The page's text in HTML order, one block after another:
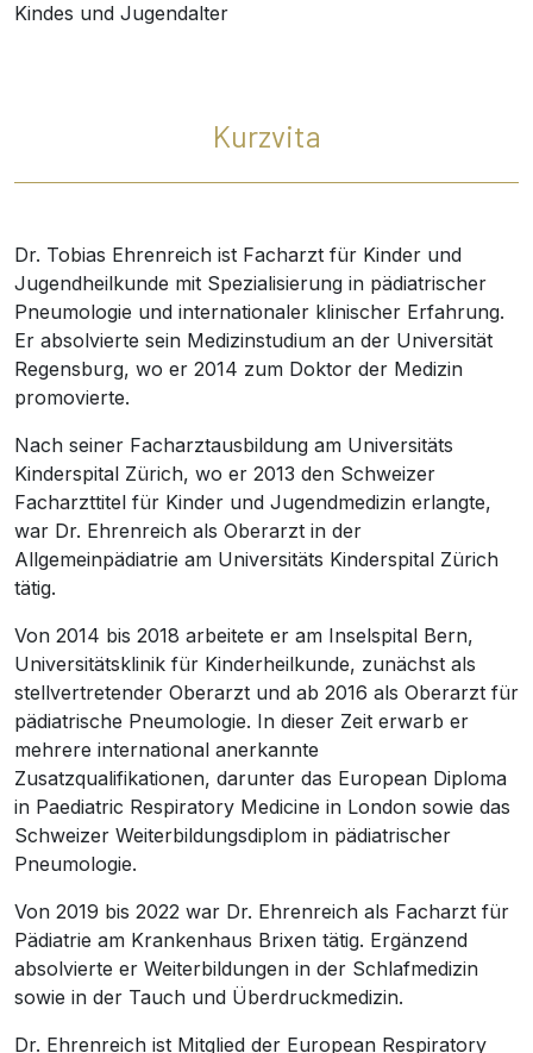
Kindes und Jugendalter
Kurzvita
Dr. Tobias Ehrenreich ist Facharzt für Kinder und
Jugendheilkunde mit Spezialisierung in pädiatrischer
Pneumologie und internationaler klinischer Erfahrung.
Er absolvierte sein Medizinstudium an der Universität
Regensburg, wo er 2014 zum Doktor der Medizin
promovierte.
Nach seiner Facharztausbildung am Universitäts
Kinderspital Zürich, wo er 2013 den Schweizer
Facharzttitel für Kinder und Jugendmedizin erlangte,
war Dr. Ehrenreich als Oberarzt in der
Allgemeinpädiatrie am Universitäts Kinderspital Zürich
tätig.
Von 2014 bis 2018 arbeitete er am Inselspital Bern,
Universitätsklinik für Kinderheilkunde, zunächst als
stellvertretender Oberarzt und ab 2016 als Oberarzt für
pädiatrische Pneumologie. In dieser Zeit erwarb er
mehrere international anerkannte
Zusatzqualifikationen, darunter das European Diploma
in Paediatric Respiratory Medicine in London sowie das
Schweizer Weiterbildungsdiplom in pädiatrischer
Pneumologie.
Von 2019 bis 2022 war Dr. Ehrenreich als Facharzt für
Pädiatrie am Krankenhaus Brixen tätig. Ergänzend
absolvierte er Weiterbildungen in der Schlafmedizin
sowie in der Tauch und Überdruckmedizin.
Dr. Ehrenreich ist Mitglied der European Respiratory